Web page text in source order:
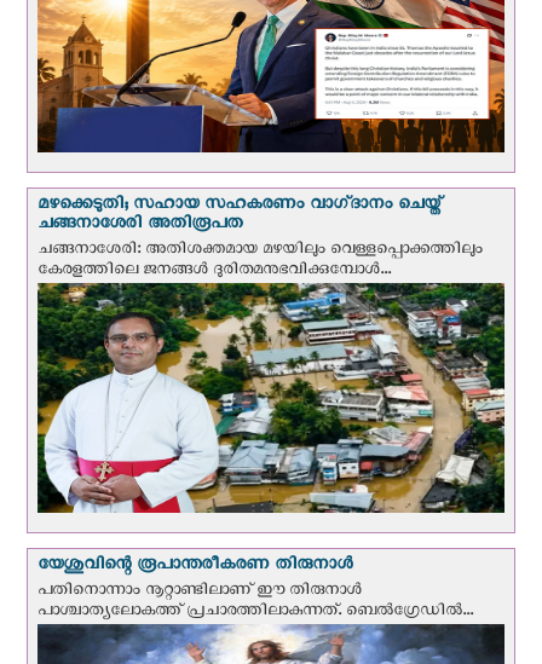
മഴക്കെടുതി; സഹായ സഹകരണം വാഗ്‌ദാനം ചെയ്ത്
ചങ്ങനാശേരി അതിരൂപത
ചങ്ങനാശേരി: അതിശക്തമായ മഴയിലും വെള്ളപ്പൊക്കത്തിലും
കേരളത്തിലെ ജനങ്ങൾ ദുരിതമനുഭവിക്കുമ്പോൾ...
യേശുവിന്റെ രൂപാന്തരീകരണ തിരുനാള്‍
പതിനൊന്നാം നൂറ്റാണ്ടിലാണ് ഈ തിരുനാള്‍
പാശ്ചാത്യലോകത്ത് പ്രചാരത്തിലാകുന്നത്. ബെല്‍ഗ്രേഡില്‍...